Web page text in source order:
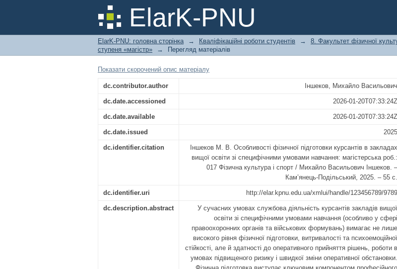
ElarK-PNU
Особливості фізичної підготовки курсантів
специфічними умовами навчання
ElarK-PNU: головна сторінка → Кваліфікаційні роботи студентів → 8. Факультет фізичної
ступеня «магістр»
→ Перегляд матеріалів
Показати скорочений опис матеріалу
dc.contributor.author Іншеков, Михайло Васильович
dc.date.accessioned 2026-01-20T07:33:24Z
dc.date.available 2026-01-20T07:33:24Z
dc.date.issued 2025
dc.identifier.citation
Іншеков М. В. Особливості фізичної підготовки курсантів в закладах
вищої освіти зі специфічними умовами навчання: магістерська роб.:
017 Фізична культура і спорт / Михайло Васильович Іншеков. –
Кам’янець-Подільський, 2025. – 55 с.
dc.identifier.uri http://elar.kpnu.edu.ua/xmlui/handle/123456789/9789
dc.description.abstract
У сучасних умовах службова діяльність курсантів закладів вищої
освіти зі специфічними умовами навчання (особливо у сфері
правоохоронних органів та військових формувань) вимагає не лише
високого рівня фізичної підготовки, витривалості та психоемоційної
стійкості, але й здатності до оперативного прийняття рішень, роботи в
умовах підвищеного ризику і швидкої зміни оперативної обстановки.